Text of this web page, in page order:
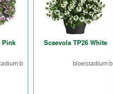
Pink Scaevola TP26 White
bloeistadium:b